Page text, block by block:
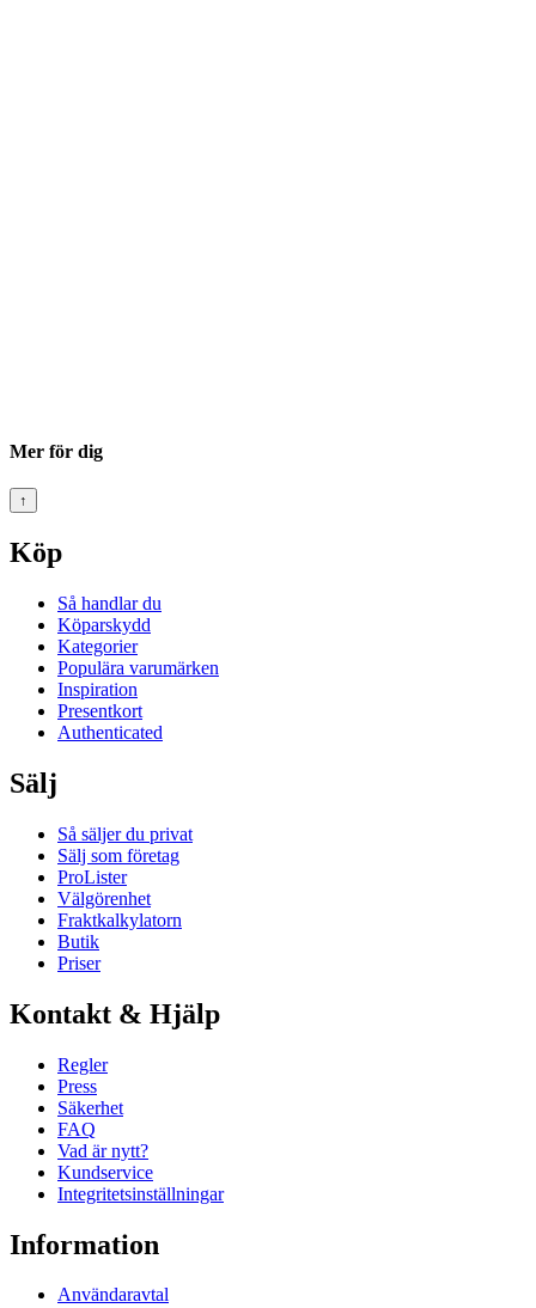
Mer för dig
↑
Köp
Så handlar du
Köparskydd
Kategorier
Populära varumärken
Inspiration
Presentkort
Authenticated
Sälj
Så säljer du privat
Sälj som företag
ProLister
Välgörenhet
Fraktkalkylatorn
Butik
Priser
Kontakt & Hjälp
Regler
Press
Säkerhet
FAQ
Vad är nytt?
Kundservice
Integritetsinställningar
Information
Användaravtal